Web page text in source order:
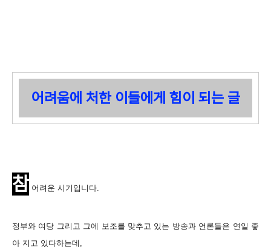
어려움에 처한 이들에게 힘이 되는 글
참 어려운 시기입니다.
정부와 여당 그리고 그에 보조를 맞추고 있는 방송과 언론들은 연일 좋
아 지고 있다하는데,